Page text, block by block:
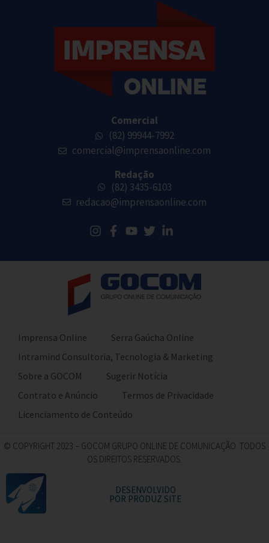
Comercial
(82) 99944-7992
comercial@imprensaonline.com
Redação
(82) 3435-6103
redacao@imprensaonline.com
Imprensa Online
Serra Gaúcha Online
Intramind Consultoria, Tecnologia & Marketing
Sobre a GOCOM
Sugerir Notícia
Contrato e Anúncio
Termos de Privacidade
Licenciamento de Conteúdo
© COPYRIGHT 2023 – GOCOM GRUPO ONLINE DE COMUNICAÇÃO. TODOS
OS DIREITOS RESERVADOS.
DESENVOLVIDO
POR PRODUZ SITE